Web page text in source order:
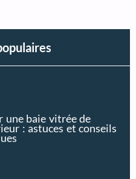
une baie vitrée de
: astuces et conseils